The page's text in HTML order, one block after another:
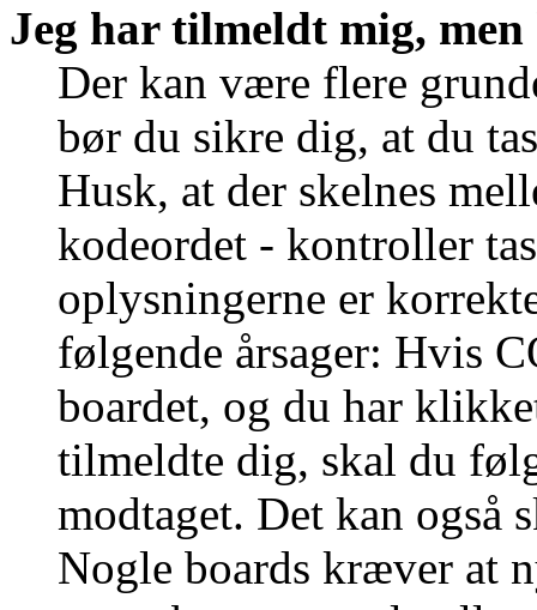
Jeg har tilmeldt mig,
Der kan være flere
bør du sikre dig, at du
Husk, at der skelnes
kodeordet - kontroller
oplysningerne er
følgende årsager: Hvis
boardet, og du har
tilmeldte dig, skal du
modtaget. Det kan også
Nogle boards kræver at